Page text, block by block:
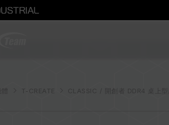
T-CREATE CLASSIC / 開創者 DDR4 桌上